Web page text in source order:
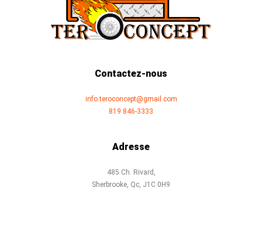
Contactez-nous
info.teroconcept@gmail.com
819 846-3333
Adresse
485 Ch. Rivard,
Sherbrooke, Qc, J1C 0H9